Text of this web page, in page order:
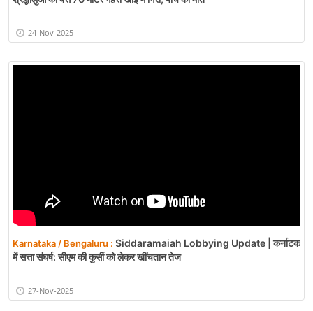
24-Nov-2025
Karnataka / Bengaluru : Siddaramaiah Lobbying Update | कर्नाटक
में सत्ता संघर्ष: सीएम की कुर्सी को लेकर खींचतान तेज
27-Nov-2025